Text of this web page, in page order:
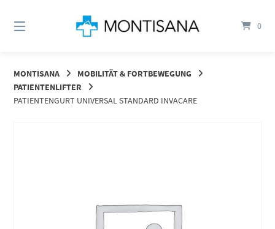
zum
0
MONTISANA
MOBILITÄT & FORTBEWEGUNG
PATIENTENLIFTER
PATIENTENGURT UNIVERSAL STANDARD INVACARE